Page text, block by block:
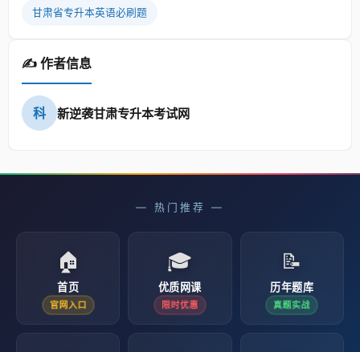
甘肃省专升本英语必刷题
✍️ 作者信息
科 新逆袭甘肃专升本考试网
— 热门推荐 —
🏠
首页
官网入口
🎓
优质网课
限时优惠
📝
历年题库
真题实战